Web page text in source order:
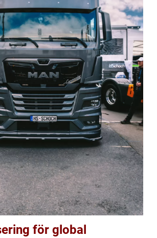
för global